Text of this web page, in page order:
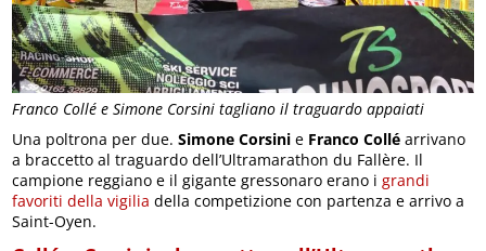
Franco Collé e Simone Corsini tagliano il traguardo appaiati
Una poltrona per due.Simone Corsini e Franco Collé arrivano
a braccetto al traguardo dell’Ultramarathon du Fallère. Il
campione reggiano e il gigante gressonaro erano igrandi
favoriti della vigilia della competizione con partenza e arrivo a
Saint-Oyen.